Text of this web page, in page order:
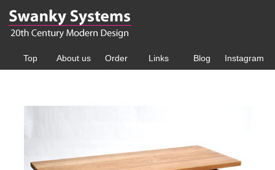
Top About us Order Links Blog Instagram